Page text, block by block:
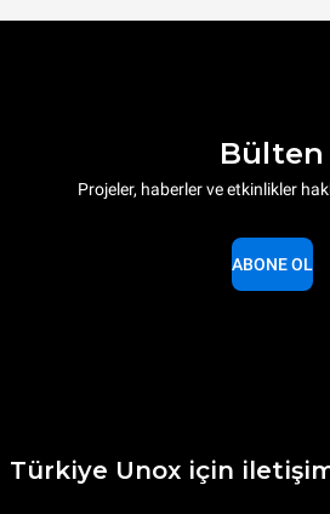
Bülten
Projeler, haberler ve etkinlikler
ABONE OL
Türkiye Unox için